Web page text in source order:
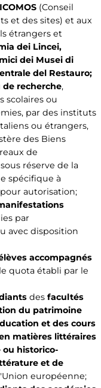
ICOMOS(Conseil
et des sites) et aux
étrangers et
dei Lincei,
dei Musei di
del Restauro;
de recherche,
scolaires ou
par des instituts
ou étrangers,
des Biens
de
réserve de la
spécifique à
autorisation;
par
avec disposition
accompagnés
quota établi par le
desfacultés
du patrimoine
et des cours
matières littéraires
historico-
et de
européenne;